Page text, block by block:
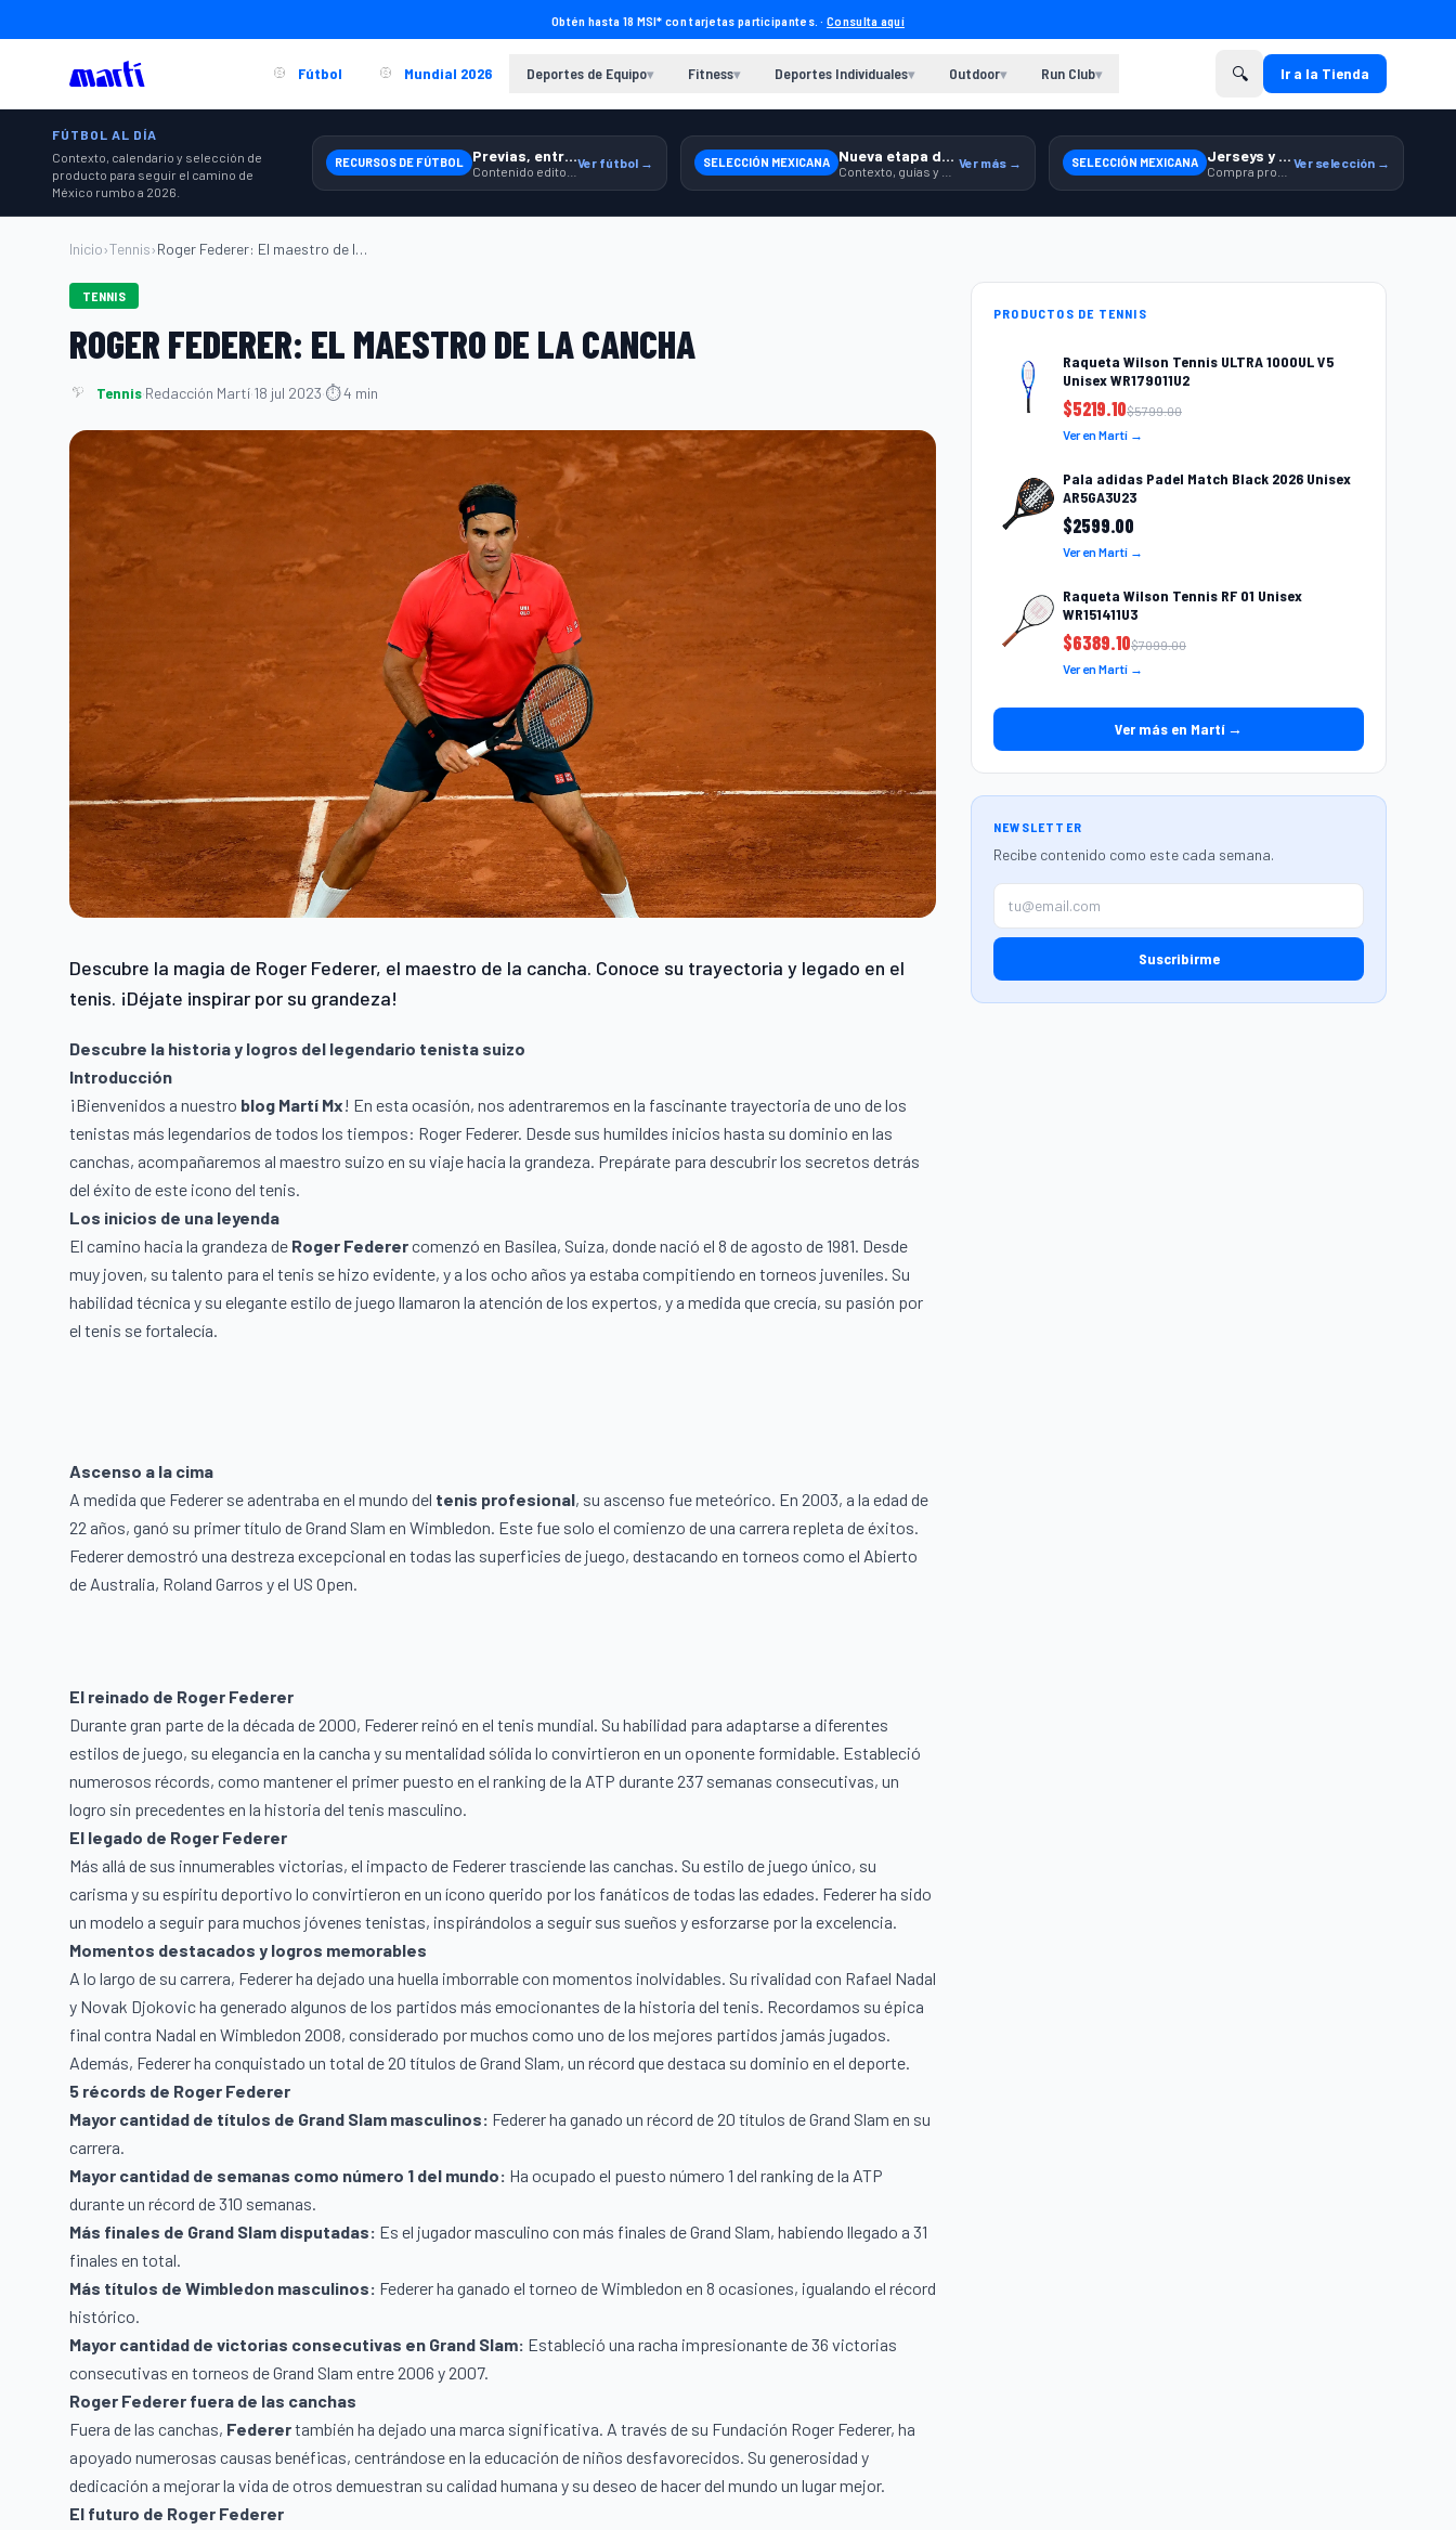
Obtén hasta 18 MSI* con tarjetas participantes. ·Consulta aquí
Fútbol Mundial 2026 Deportes de Equipo▾ Fitness▾ Deportes Individuales▾ Outdoor▾ Run Club▾ 🔍 Ir a la Tienda
FÚTBOL AL DÍA
Contexto, calendario y selección de
producto para seguir el camino de
México rumbo a 2026.
RECURSOS DE FÚTBOL Previas, entrenamiento y productoVer fútbol → SELECCIÓN MEXICANA Nueva etapa de México Ver más → SELECCIÓN MEXICANA Jerseys y equipamiento relacionado Ver selección →
Inicio›Tennis› Roger Federer: El maestro de la cancha...
TENNIS
ROGER FEDERER: EL MAESTRO DE LA CANCHA
Tennis·Redacción Martí·18 jul 2023·⏱ 4 min
Descubre la magia de Roger Federer, el maestro de la cancha. Conoce su trayectoria y legado en el
tenis. ¡Déjate inspirar por su grandeza!
Descubre la historia y logros del legendario tenista suizo
Introducción
¡Bienvenidos a nuestro blog Martí Mx! En esta ocasión, nos adentraremos en la fascinante trayectoria de uno de los
tenistas más legendarios de todos los tiempos: Roger Federer. Desde sus humildes inicios hasta su dominio en las
canchas, acompañaremos al maestro suizo en su viaje hacia la grandeza. Prepárate para descubrir los secretos detrás
del éxito de este icono del tenis.
Los inicios de una leyenda
El camino hacia la grandeza de Roger Federercomenzó en Basilea, Suiza, donde nació el 8 de agosto de 1981. Desde
muy joven, su talento para el tenis se hizo evidente, y a los ocho años ya estaba compitiendo en torneos juveniles. Su
habilidad técnica y su elegante estilo de juego llamaron la atención de los expertos, y a medida que crecía, su pasión por
el tenis se fortalecía.
Ascenso a la cima
A medida que Federer se adentraba en el mundo del tenis profesional, su ascenso fue meteórico. En 2003, a la edad de
22 años, ganó su primer título de Grand Slam en Wimbledon. Este fue solo el comienzo de una carrera repleta de éxitos.
Federer demostró una destreza excepcional en todas las superficies de juego, destacando en torneos como el Abierto
de Australia, Roland Garros y el US Open.
El reinado de Roger Federer
Durante gran parte de la década de 2000, Federer reinó en el tenis mundial. Su habilidad para adaptarse a diferentes
estilos de juego, su elegancia en la cancha y su mentalidad sólida lo convirtieron en un oponente formidable. Estableció
numerosos récords, como mantener el primer puesto en el ranking de la ATP durante 237 semanas consecutivas, un
logro sin precedentes en la historia del tenis masculino.
El legado de Roger Federer
Más allá de sus innumerables victorias, el impacto de Federer trasciende las canchas. Su estilo de juego único, su
carisma y su espíritu deportivo lo convirtieron en un ícono querido por los fanáticos de todas las edades. Federer ha sido
un modelo a seguir para muchos jóvenes tenistas, inspirándolos a seguir sus sueños y esforzarse por la excelencia.
Momentos destacados y logros memorables
A lo largo de su carrera, Federer ha dejado una huella imborrable con momentos inolvidables. Su rivalidad con Rafael Nadal
y Novak Djokovic ha generado algunos de los partidos más emocionantes de la historia del tenis. Recordamos su épica
final contra Nadal en Wimbledon 2008, considerado por muchos como uno de los mejores partidos jamás jugados.
Además, Federer ha conquistado un total de 20 títulos de Grand Slam, un récord que destaca su dominio en el deporte.
5 récords de Roger Federer
Mayor cantidad de títulos de Grand Slam masculinos: Federer ha ganado un récord de 20 títulos de Grand Slam en su
carrera.
Mayor cantidad de semanas como número 1 del mundo: Ha ocupado el puesto número 1 del ranking de la ATP
durante un récord de 310 semanas.
Más finales de Grand Slam disputadas: Es el jugador masculino con más finales de Grand Slam, habiendo llegado a 31
finales en total.
Más títulos de Wimbledon masculinos: Federer ha ganado el torneo de Wimbledon en 8 ocasiones, igualando el récord
histórico.
Mayor cantidad de victorias consecutivas en Grand Slam: Estableció una racha impresionante de 36 victorias
consecutivas en torneos de Grand Slam entre 2006 y 2007.
Roger Federer fuera de las canchas
Fuera de las canchas, Federertambién ha dejado una marca significativa. A través de su Fundación Roger Federer, ha
apoyado numerosas causas benéficas, centrándose en la educación de niños desfavorecidos. Su generosidad y
dedicación a mejorar la vida de otros demuestran su calidad humana y su deseo de hacer del mundo un lugar mejor.
El futuro de Roger Federer
PRODUCTOS DE TENNIS
Raqueta Wilson Tennis ULTRA 1000UL V5
Unisex WR179011U2
$5219.10$5799.00
Ver en Martí →
Pala adidas Padel Match Black 2026 Unisex
AR5GA3U23
$2599.00
Ver en Martí →
Raqueta Wilson Tennis RF 01 Unisex
WR151411U3
$6389.10$7099.00
Ver en Martí →
Ver más en Martí →
NEWSLETTER
Recibe contenido como este cada semana.
Suscribirme